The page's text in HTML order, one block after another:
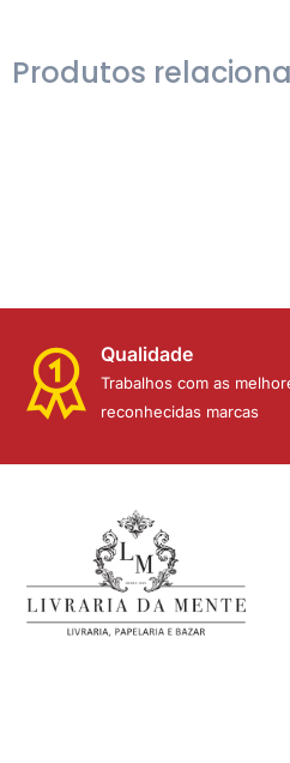
Produtos
Qualidade
Trabalhos com as
reconhecidas marcas